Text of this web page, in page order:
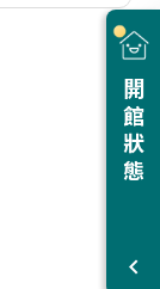
開館狀態